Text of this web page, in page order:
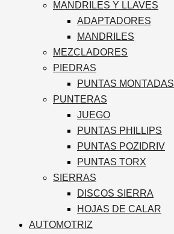
MANDRILES Y LLAVES
ADAPTADORES
MANDRILES
MEZCLADORES
PIEDRAS
PUNTAS MONTADAS
PUNTERAS
JUEGO
PUNTAS PHILLIPS
PUNTAS POZIDRIV
PUNTAS TORX
SIERRAS
DISCOS SIERRA
HOJAS DE CALAR
AUTOMOTRIZ